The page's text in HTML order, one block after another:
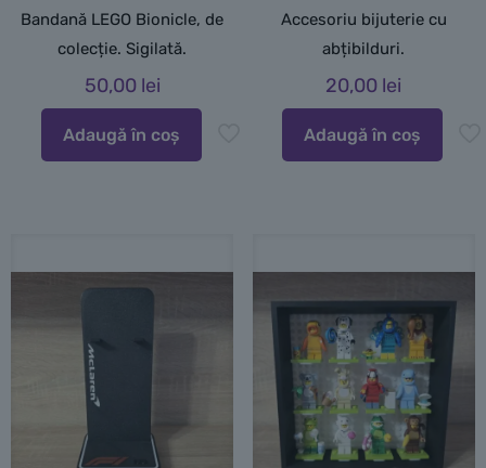
Bandană LEGO Bionicle, de
colecție. Sigilată.
50,00 lei
Adaugă în coș
Accesoriu bijuterie cu
abțibilduri.
20,00 lei
Adaugă în coș